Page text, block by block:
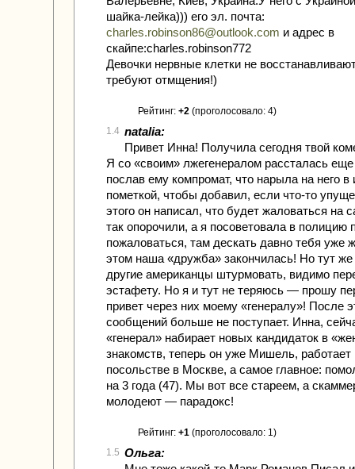
шайка-лейка))) его эл. почта:
charles.robinson86@outlook.com и адрес в
скайпе:charles.robinson772
Девочки нервные клетки не
требуют отмщения!)
Рейтинг: +2 (проголосовало: 4)
1.4 natalia:
Привет Инна! Получила сегодня твой
Я со «своим» лжегенералом рассталась
послав ему компромат, что нарыла на него в
пометкой, чтобы добавил, если что-то
этого он написал, что будет жаловаться на
так опорочили, а я посоветовала в полицию
пожаловаться, там дескать давно тебя уже
этом наша «дружба» закончилась! Но тут же
другие американцы штурмовать, видимо
эстафету. Но я и тут не теряюсь — прошу
привет через них моему «генералу»! После
сообщений больше не поступает. Инна,
«генерал» набирает новых кандидаток в
знакомств, теперь он уже Мишель, работает
посольстве в Москве, а самое главное:
на 3 года (47). Мы вот все стареем, а
молодеют — парадокс!
Рейтинг: +1 (проголосовало: 1)
1.5 Ольга: